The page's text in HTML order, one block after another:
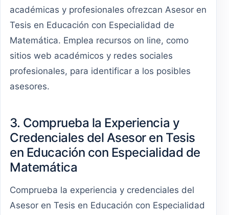
académicas y profesionales ofrezcan Asesor en
Tesis en Educación con Especialidad de
Matemática. Emplea recursos on line, como
sitios web académicos y redes sociales
profesionales, para identificar a los posibles
asesores.
3. Comprueba la Experiencia y
Credenciales del Asesor en Tesis
en Educación con Especialidad de
Matemática
Comprueba la experiencia y credenciales del
Asesor en Tesis en Educación con Especialidad